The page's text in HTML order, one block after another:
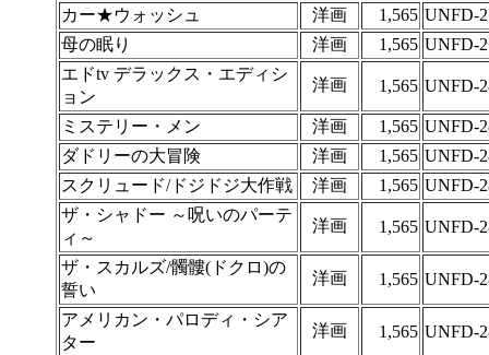
カー★ウォッシュ
洋画 1,565 UNFD-
母の眠り
洋画 1,565 UNFD-
エドtv デラックス・エディシ
ョン
洋画 1,565 UNFD-
ミステリー・メン 洋画 1,565 UNFD-
ダドリーの大冒険
洋画 1,565 UNFD-
スクリュード/ドジドジ大作戦
洋画 1,565 UNFD-
ザ・シャドー ～呪いのパーテ
ィ～
洋画 1,565 UNFD-
ザ・スカルズ/髑髏(ドクロ)の
誓い
洋画 1,565 UNFD-
アメリカン・パロディ・シア
ター
洋画 1,565 UNFD-